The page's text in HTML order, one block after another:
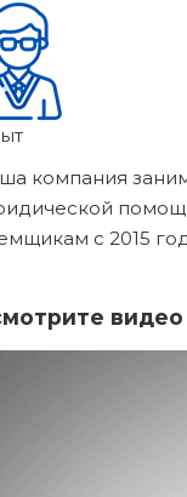
компания
с 2015